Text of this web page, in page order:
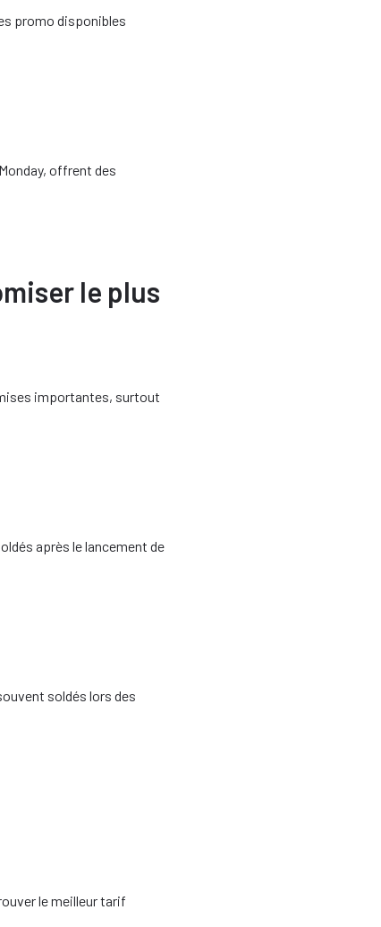
promo disponibles
offrent des
le plus
importantes, surtout
après le lancement de
soldés lors des
le meilleur tarif